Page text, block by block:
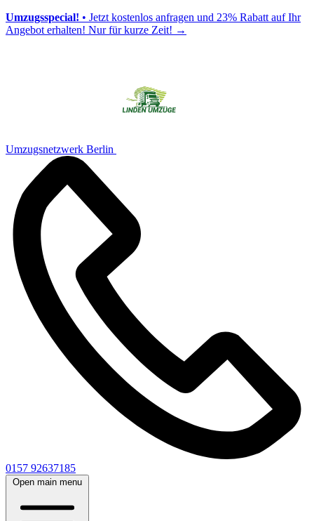
Umzugsspecial! • Jetzt kostenlos anfragen und 23% Rabatt auf Ihr
Angebot erhalten! Nur für kurze Zeit! →
Umzugsnetzwerk Berlin
0157 92637185
Open main menu